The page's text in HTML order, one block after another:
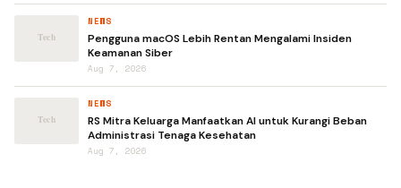
NEWS
Pengguna macOS Lebih Rentan Mengalami Insiden
Keamanan Siber
Aug 7, 2026
NEWS
RS Mitra Keluarga Manfaatkan AI untuk Kurangi Beban
Administrasi Tenaga Kesehatan
Aug 7, 2026